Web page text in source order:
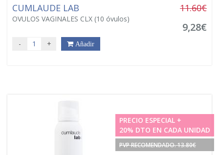
CUMLAUDE LAB
OVULOS VAGINALES CLX (10 óvulos)
11.60€
9,28€
- + Añadir
PRECIO ESPECIAL +
20% DTO EN CADA UNIDAD
PVP RECOMENDADO. 13.80€